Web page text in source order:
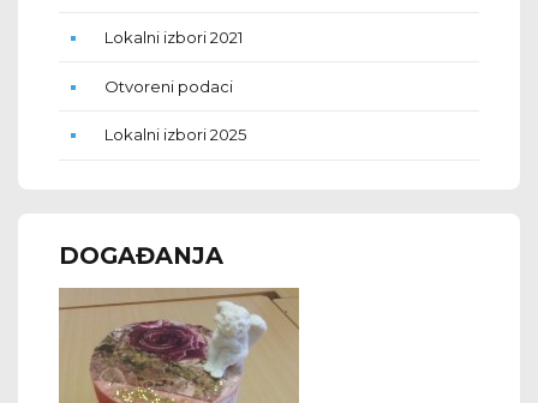
Lokalni izbori 2021
Otvoreni podaci
Lokalni izbori 2025
DOGAĐANJA